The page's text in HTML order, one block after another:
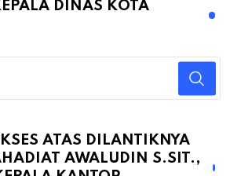
DINAS KOTA
ATAS DILANTIKNYA
AWALUDIN S.SIT.,